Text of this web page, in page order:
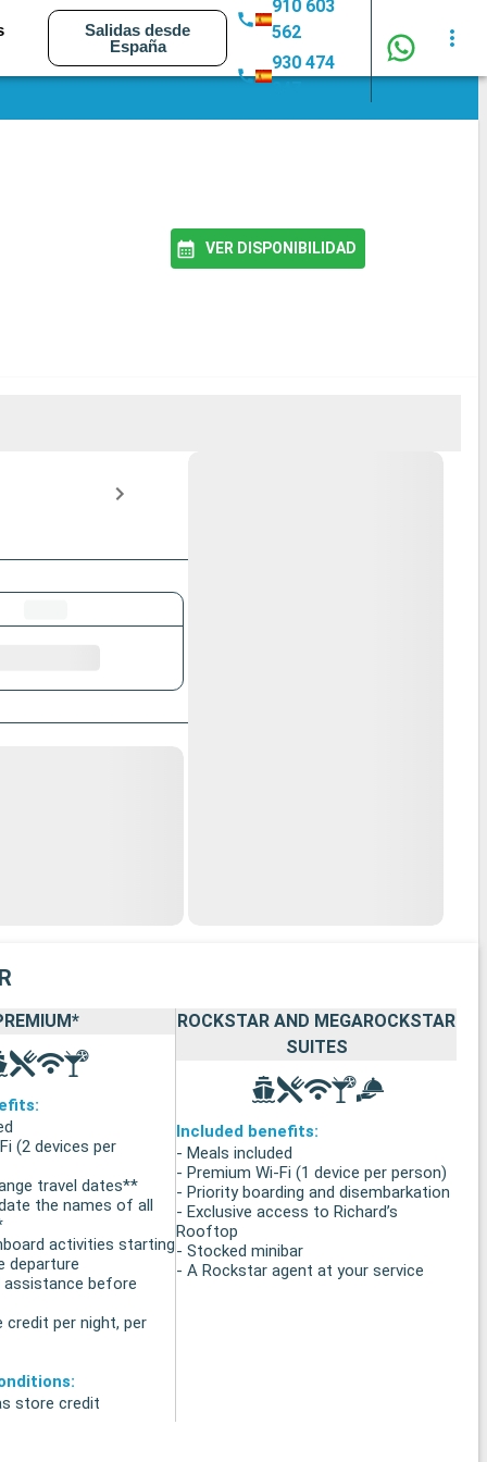
Salidas desde
España
910 603
562
930 474
VER DISPONIBILIDAD
(2 devices per
travel dates**
the names of all
activities starting
departure
assistance before
credit per night, per
store credit
ROCKSTAR AND MEGAROCKSTAR
SUITES
Included benefits:
- Meals included
- Premium Wi-Fi (1 device per person)
- Priority boarding and disembarkation
- Exclusive access to Richard’s
Rooftop
- Stocked minibar
- A Rockstar agent at your service